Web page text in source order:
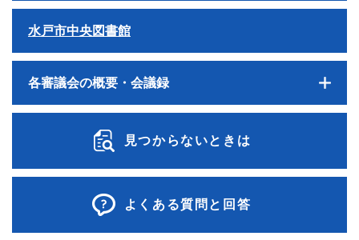
水戸市中央図書館
各審議会の概要・会議録
見つからないときは
よくある質問と回答